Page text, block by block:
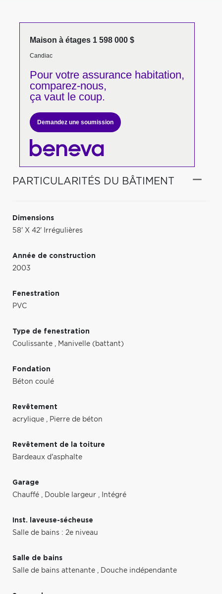
Maison à étages 1 598 000 $
Candiac
Pour votreassurance habitation,
comparez-nous,
ça vaut le coup.
Demandez une soumission
PARTICULARITÉS DU BÂTIMENT
Dimensions
58' X 42' Irrégulières
Année de construction
2003
Fenestration
PVC
Type de fenestration
Coulissante , Manivelle (battant)
Fondation
Béton coulé
Revêtement
acrylique , Pierre de béton
Revêtement de la toiture
Bardeaux d'asphalte
Garage
Chauffé , Double largeur , Intégré
Inst. laveuse-sécheuse
Salle de bains : 2e niveau
Salle de bains
Salle de bains attenante , Douche indépendante